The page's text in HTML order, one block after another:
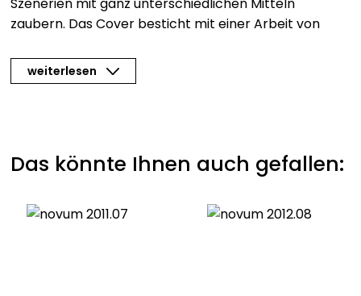
zaubern. Das Cover besticht mit einer Arbeit von
semitransparenten Prägfolie um eine Ebene
erweiterten. Das handschmeichelnde Covermaterial
Design und stellen mit Francesco Del Re einen
gibt es in der Juni-Ausgabe zu entdecken …
weiterlesen
Das könnte Ihnen auch gefallen: